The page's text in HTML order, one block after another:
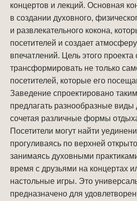
концертов и лекций. Основная
в создании духовного,
и развлекательного кокона,
посетителей и создает
впечатлений. Цель этого проекта
трансформировать не только
посетителей, которые его
Заведение спроектировано
предлагать разнообразные виды
сочетая различные формы
Посетители могут найти
прогуливаясь по верхней
занимаясь духовными
время с друзьями на концертах
настольные игры. Это
предназначено для